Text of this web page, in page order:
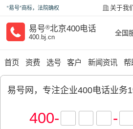
“易号”商标，法院确权 关于我
易号®北京400电话
400.bj.cn
全国
首页 资费 选号 客户 新闻资讯 帮
易号网，专注企业400电话业务
400- -